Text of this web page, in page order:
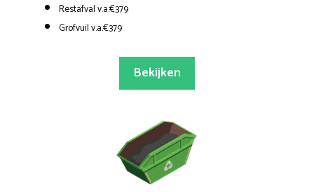
Restafval v.a.€379
Grofvuil v.a.€379
Bekijken